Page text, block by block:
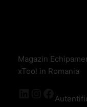
Magazin
xTool in Romania